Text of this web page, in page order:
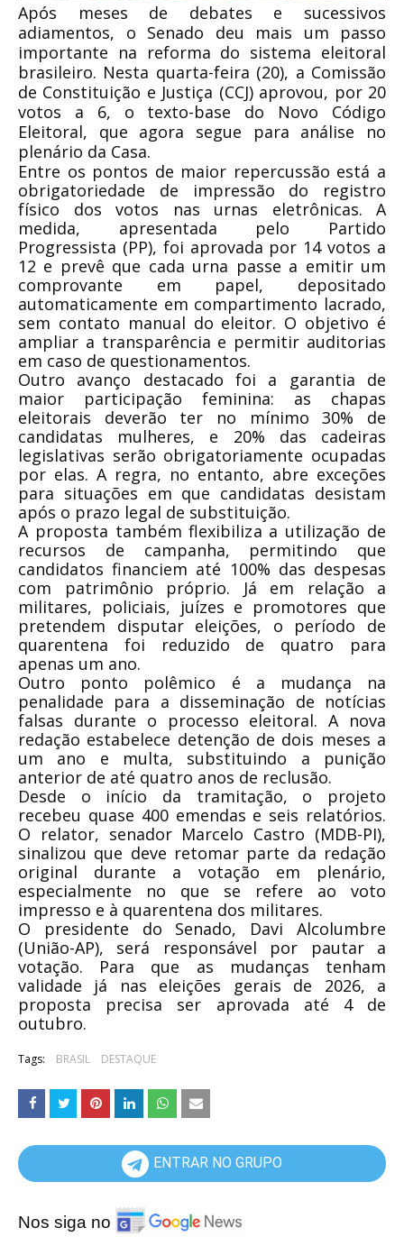
Após meses de debates e sucessivos
adiamentos, o Senado deu mais um passo
importante na reforma do sistema eleitoral
brasileiro. Nesta quarta-feira (20), a Comissão
de Constituição e Justiça (CCJ) aprovou, por 20
votos a 6, o texto-base do Novo Código
Eleitoral, que agora segue para análise no
plenário da Casa.
Entre os pontos de maior repercussão está a
obrigatoriedade de impressão do registro
físico dos votos nas urnas eletrônicas. A
medida, apresentada pelo Partido
Progressista (PP), foi aprovada por 14 votos a
12 e prevê que cada urna passe a emitir um
comprovante em papel, depositado
automaticamente em compartimento lacrado,
sem contato manual do eleitor. O objetivo é
ampliar a transparência e permitir auditorias
em caso de questionamentos.
Outro avanço destacado foi a garantia de
maior participação feminina: as chapas
eleitorais deverão ter no mínimo 30% de
candidatas mulheres, e 20% das cadeiras
legislativas serão obrigatoriamente ocupadas
por elas. A regra, no entanto, abre exceções
para situações em que candidatas desistam
após o prazo legal de substituição.
A proposta também flexibiliza a utilização de
recursos de campanha, permitindo que
candidatos financiem até 100% das despesas
com patrimônio próprio. Já em relação a
militares, policiais, juízes e promotores que
pretendem disputar eleições, o período de
quarentena foi reduzido de quatro para
apenas um ano.
Outro ponto polêmico é a mudança na
penalidade para a disseminação de notícias
falsas durante o processo eleitoral. A nova
redação estabelece detenção de dois meses a
um ano e multa, substituindo a punição
anterior de até quatro anos de reclusão.
Desde o início da tramitação, o projeto
recebeu quase 400 emendas e seis relatórios.
O relator, senador Marcelo Castro (MDB-PI),
sinalizou que deve retomar parte da redação
original durante a votação em plenário,
especialmente no que se refere ao voto
impresso e à quarentena dos militares.
O presidente do Senado, Davi Alcolumbre
(União-AP), será responsável por pautar a
votação. Para que as mudanças tenham
validade já nas eleições gerais de 2026, a
proposta precisa ser aprovada até 4 de
outubro.
Tags: BRASIL DESTAQUE
ENTRAR NO GRUPO
Nos siga no